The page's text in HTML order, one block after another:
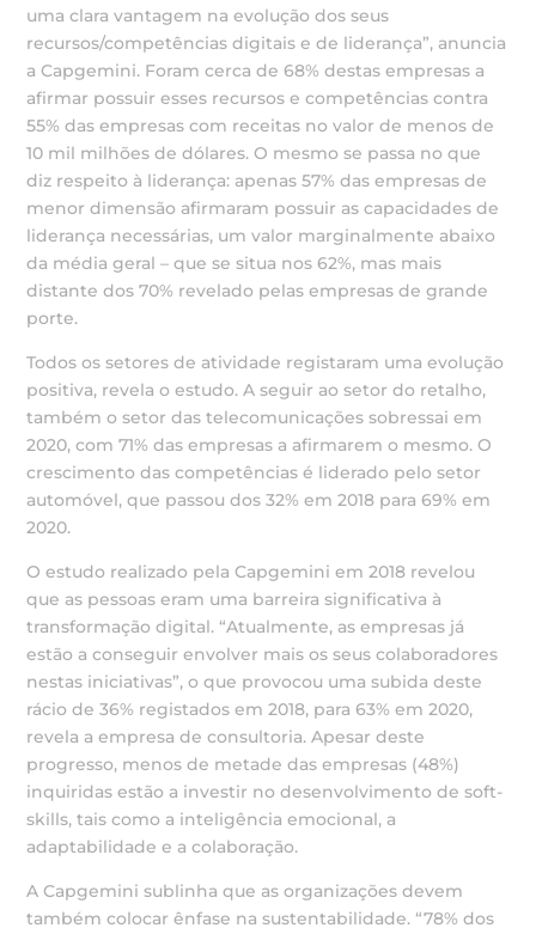
uma clara vantagem na evolução dos seus
recursos/competências digitais e de liderança”, anuncia
a Capgemini. Foram cerca de 68% destas empresas a
afirmar possuir esses recursos e competências contra
55% das empresas com receitas no valor de menos de
10 mil milhões de dólares. O mesmo se passa no que
diz respeito à liderança: apenas 57% das empresas de
menor dimensão afirmaram possuir as capacidades de
liderança necessárias, um valor marginalmente abaixo
da média geral – que se situa nos 62%, mas mais
distante dos 70% revelado pelas empresas de grande
porte.
Todos os setores de atividade registaram uma evolução
positiva, revela o estudo. A seguir ao setor do retalho,
também o setor das telecomunicações sobressai em
2020, com 71% das empresas a afirmarem o mesmo. O
crescimento das competências é liderado pelo setor
automóvel, que passou dos 32% em 2018 para 69% em
2020.
O estudo realizado pela Capgemini em 2018 revelou
que as pessoas eram uma barreira significativa à
transformação digital. “Atualmente, as empresas já
estão a conseguir envolver mais os seus colaboradores
nestas iniciativas”, o que provocou uma subida deste
rácio de 36% registados em 2018, para 63% em 2020,
revela a empresa de consultoria. Apesar deste
progresso, menos de metade das empresas (48%)
inquiridas estão a investir no desenvolvimento de soft-
skills, tais como a inteligência emocional, a
adaptabilidade e a colaboração.
A Capgemini sublinha que as organizações devem
também colocar ênfase na sustentabilidade. “78% dos